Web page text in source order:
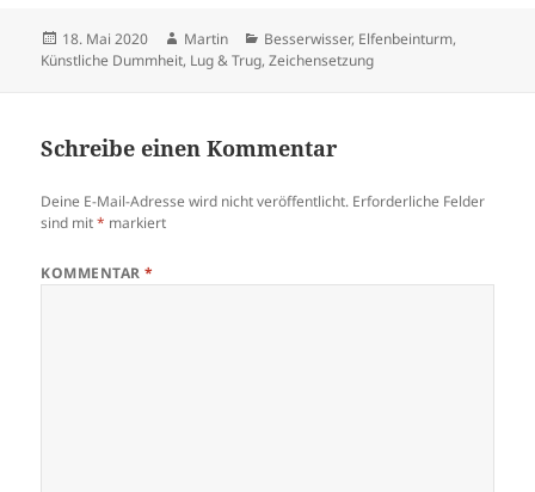
Veröffentlicht
am
18. Mai 2020 Autor
Martin Kategorien
Besserwisser, Elfenbeinturm,
Künstliche Dummheit, Lug & Trug,Zeichensetzung
Schreibe einen Kommentar
Deine E-Mail-Adresse wird nicht veröffentlicht. Erforderliche Felder
sind mit* markiert
KOMMENTAR*